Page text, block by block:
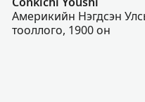
Америкийн Нэгдсэн
тооллого, 1900 он